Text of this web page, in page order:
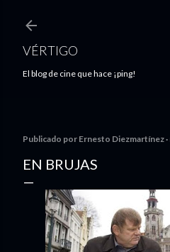
VÉRTIGO
El blog de cine que hace ¡ping!
Publicado por Ernesto Diezmartínez
EN BRUJAS